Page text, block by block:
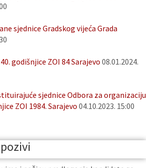
sjednice Gradskog vijeća Grada
godišnjice ZOI 84 Sarajevo 08.01.2024.
sjednice Odbora za organizaciju
ZOI 1984. Sarajevo 04.10.2023. 15:00